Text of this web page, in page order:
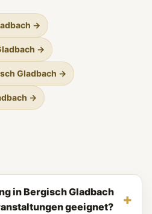
→
→
Gladbach →
→
in Bergisch Gladbach
geeignet?